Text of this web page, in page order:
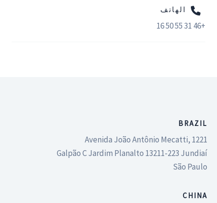
الهاتف
+46 31 55 50 16
BRAZIL
Avenida João Antônio Mecatti, 1221
Galpão C Jardim Planalto 13211-223 Jundiaí
São Paulo
CHINA